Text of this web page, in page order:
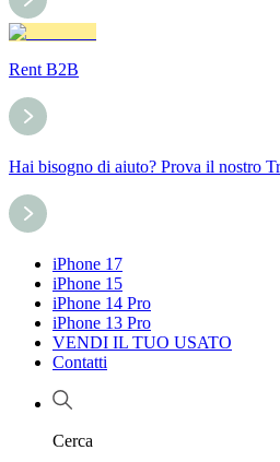
Rent B2B
Hai bisogno di aiuto? Prova il nostro
iPhone 17
iPhone 15
iPhone 14 Pro
iPhone 13 Pro
VENDI IL TUO USATO
Contatti
Cerca